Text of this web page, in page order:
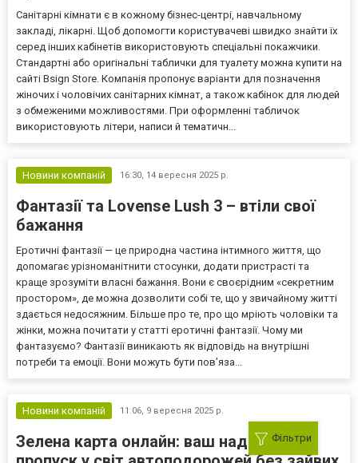
Фільтри
Санітарні кімнати є в кожному бізнес-центрі, навчальному
закладі, лікарні. Щоб допомогти користувачеві швидко знайти їх
серед інших кабінетів використовують спеціальні покажчики.
Стандартні або оригінальні таблички для туалету можна купити на
сайті Bsign Store. Компанія пропонує варіанти для позначення
жіночих і чоловічих санітарних кімнат, а також кабінок для людей
з обмеженими можливостями. При оформленні табличок
використовують літери, написи й тематичн...
Новини компаній 16:30, 14 вересня 2025 р.
Фантазії та Lovense Lush 3 – втіли свої
бажання
Еротичні фантазії — це природна частина інтимного життя, що
допомагає урізноманітнити стосунки, додати пристрасті та
краще зрозуміти власні бажання. Вони є своєрідним «секретним
простором», де можна дозволити собі те, що у звичайному житті
здається недосяжним. Більше про те, про що мріють чоловіки та
жінки, можна почитати у статті еротичні фантазії. Чому ми
фантазуємо? Фантазії виникають як відповідь на внутрішні
потреби та емоції. Вони можуть бути пов’яза...
Новини компаній 11:06, 9 вересня 2025 р.
Зелена карта онлайн: ваш надійний